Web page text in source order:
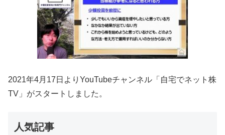
2021年4月17日よりYouTubeチャンネル「自宅でネット株
TV」がスタートしました。
人気記事